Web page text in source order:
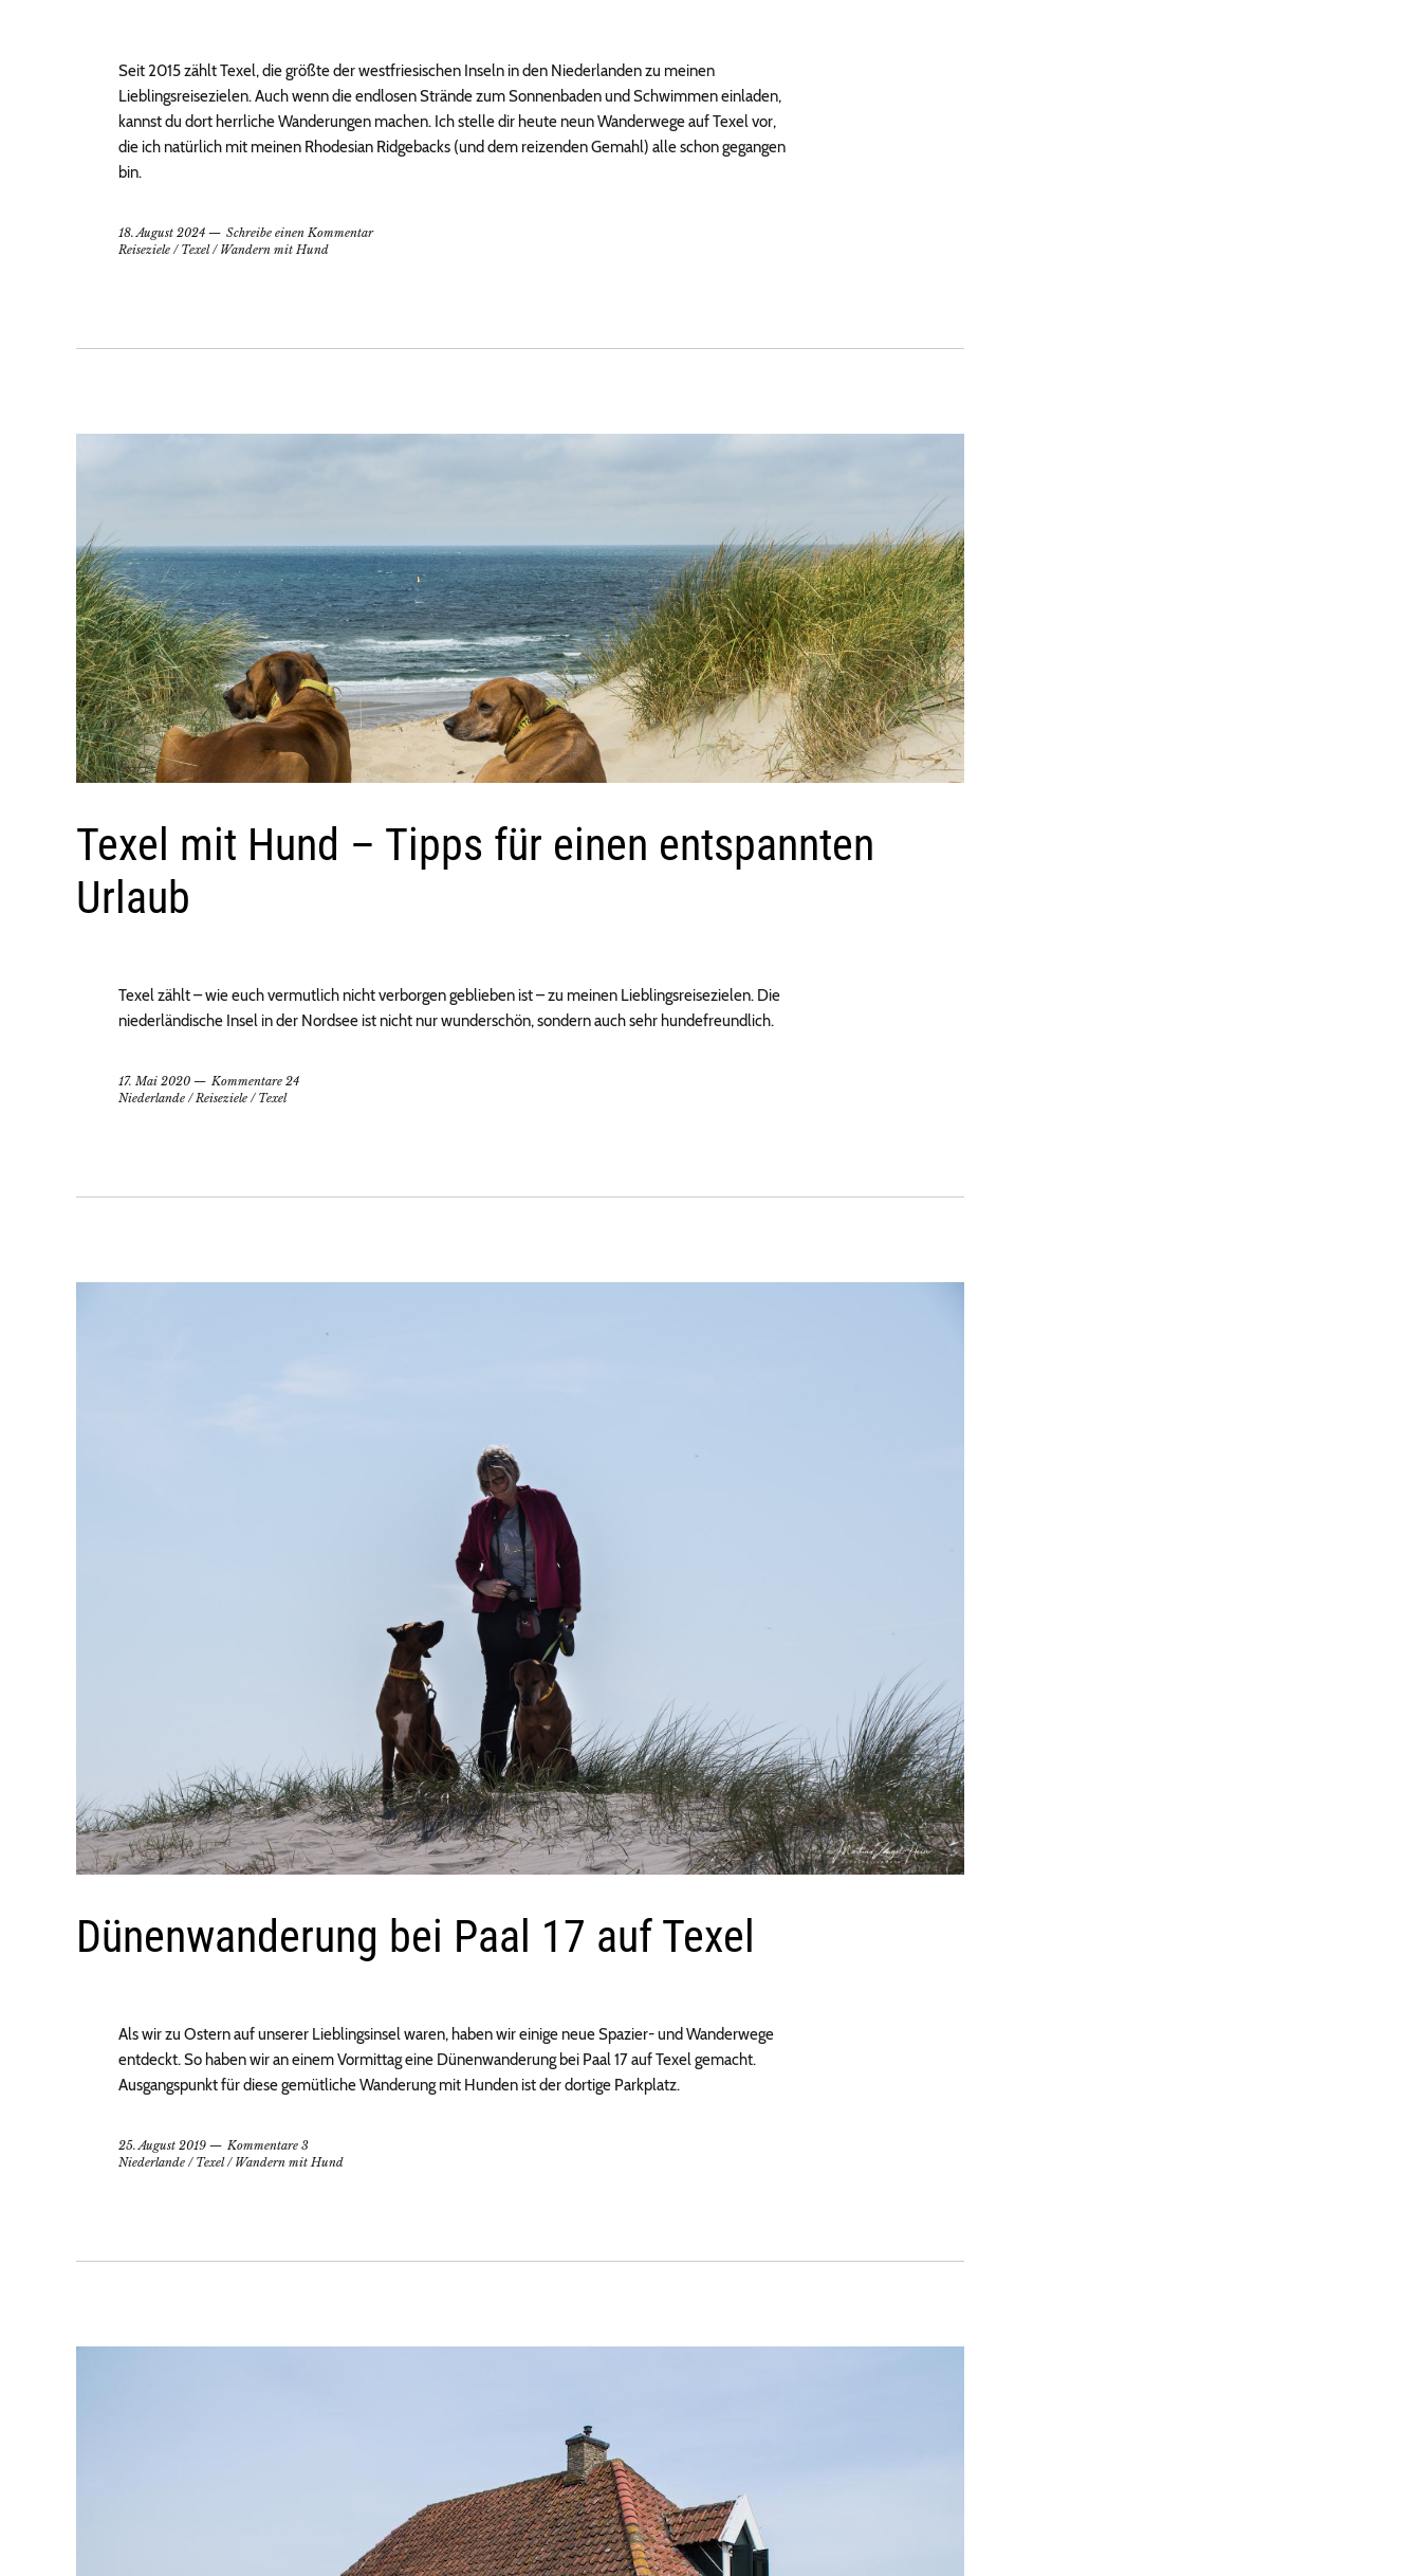
Seit 2015 zählt Texel, die größte der westfriesischen Inseln in den Niederlanden zu meinen
Lieblingsreisezielen. Auch wenn die endlosen Strände zum Sonnenbaden und Schwimmen einladen,
kannst du dort herrliche Wanderungen machen. Ich stelle dir heute neun Wanderwege auf Texel vor,
die ich natürlich mit meinen Rhodesian Ridgebacks (und dem reizenden Gemahl) alle schon gegangen
bin.
18. August 2024
Schreibe einen Kommentar
Reiseziele / Texel/ Wandern mit Hund
Texel mit Hund – Tipps für einen entspannten
Urlaub
Texel zählt – wie euch vermutlich nicht verborgen geblieben ist – zu meinen Lieblingsreisezielen. Die
niederländische Insel in der Nordsee ist nicht nur wunderschön, sondern auch sehr hundefreundlich.
17. Mai 2020
Kommentare 24
Niederlande /Reiseziele / Texel
Dünenwanderung bei Paal 17 auf Texel
Als wir zu Ostern auf unserer Lieblingsinsel waren, haben wir einige neue Spazier- und Wanderwege
entdeckt. So haben wir an einem Vormittag eine Dünenwanderung bei Paal 17 auf Texel gemacht.
Ausgangspunkt für diese gemütliche Wanderung mit Hunden ist der dortige Parkplatz.
25. August 2019
Kommentare 3
Niederlande / Texel/ Wandern mit Hund